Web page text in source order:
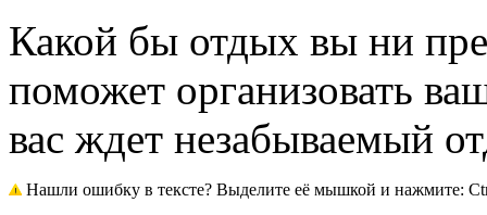
Какой бы отдых вы ни
поможет организовать
вас ждет незабываемый
Нашли ошибку в тексте? Выделите её мышкой и нажмите: